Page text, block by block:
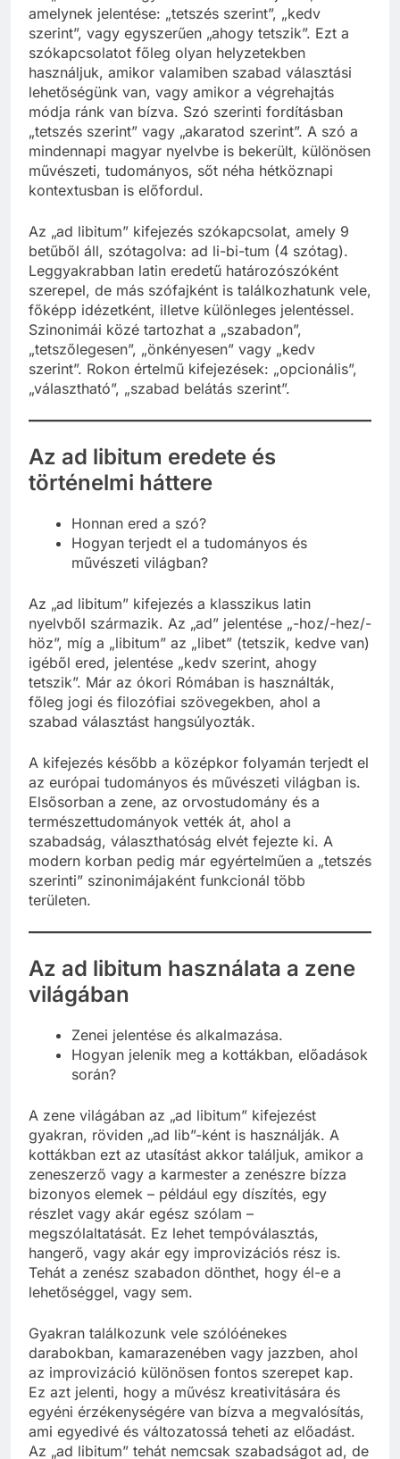
Az „ad libitum” egy latin eredetű kifejezés,
amelynek jelentése: „tetszés szerint”, „kedv
szerint”, vagy egyszerűen „ahogy tetszik”. Ezt a
szókapcsolatot főleg olyan helyzetekben
használjuk, amikor valamiben szabad választási
lehetőségünk van, vagy amikor a végrehajtás
módja ránk van bízva. Szó szerinti fordításban
„tetszés szerint” vagy „akaratod szerint”. A szó a
mindennapi magyar nyelvbe is bekerült, különösen
művészeti, tudományos, sőt néha hétköznapi
Az „ad libitum” kifejezés szókapcsolat, amely 9
betűből áll, szótagolva: ad li-bi-tum (4 szótag).
Leggyakrabban latin eredetű határozószóként
szerepel, de más szófajként is találkozhatunk vele,
főképp idézetként, illetve különleges jelentéssel.
Szinonimái közé tartozhat a „szabadon”,
„tetszőlegesen”, „önkényesen” vagy „kedv
szerint”. Rokon értelmű kifejezések: „opcionális”,
Az ad libitum eredete és
történelmi háttere
Honnan ered a szó?
Hogyan terjedt el a tudományos és
Az „ad libitum” kifejezés a klasszikus latin
nyelvből származik. Az „ad” jelentése „-hoz/-hez/-
höz”, míg a „libitum” az „libet” (tetszik, kedve van)
igéből ered, jelentése „kedv szerint, ahogy
tetszik”. Már az ókori Rómában is használták,
főleg jogi és filozófiai szövegekben, ahol a
A kifejezés később a középkor folyamán terjedt el
az európai tudományos és művészeti világban is.
Elsősorban a zene, az orvostudomány és a
természettudományok vették át, ahol a
szabadság, választhatóság elvét fejezte ki. A
modern korban pedig már egyértelműen a „tetszés
szerinti” szinonimájaként funkcionál több
Az ad libitum használata a zene
világában
Zenei jelentése és alkalmazása.
Hogyan jelenik meg a kottákban, előadások
A zene világában az „ad libitum” kifejezést
gyakran, röviden „ad lib”-ként is használják. A
kottákban ezt az utasítást akkor találjuk, amikor a
zeneszerző vagy a karmester a zenészre bízza
bizonyos elemek – például egy díszítés, egy
részlet vagy akár egész szólam –
megszólaltatását. Ez lehet tempóválasztás,
hangerő, vagy akár egy improvizációs rész is.
Tehát a zenész szabadon dönthet, hogy él-e a
Gyakran találkozunk vele szólóénekes
darabokban, kamarazenében vagy jazzben, ahol
az improvizáció különösen fontos szerepet kap.
Ez azt jelenti, hogy a művész kreativitására és
egyéni érzékenységére van bízva a megvalósítás,
ami egyedivé és változatossá teheti az előadást.